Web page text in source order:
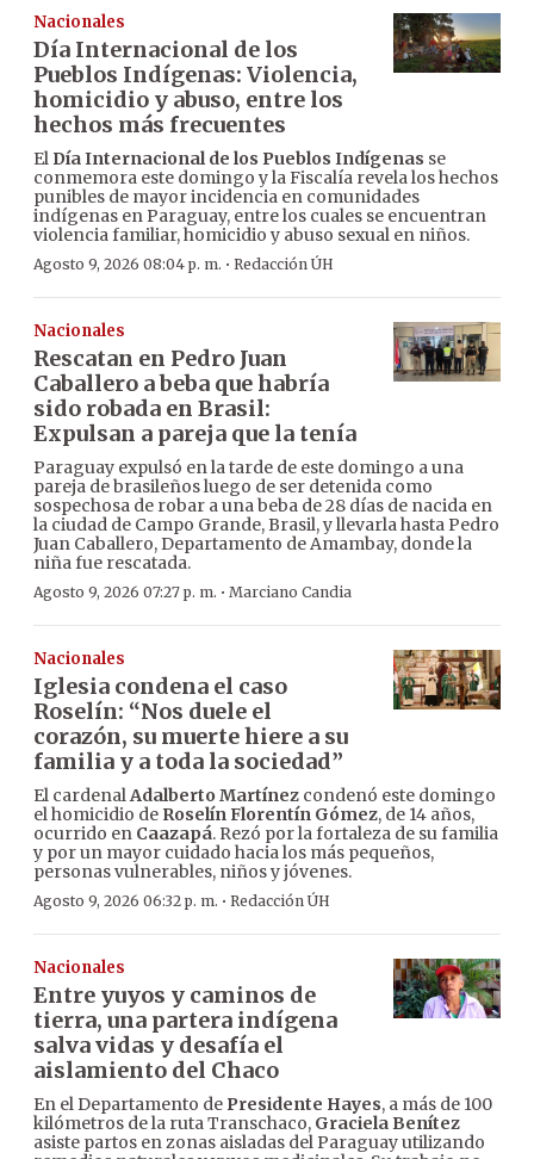
Nacionales
Día Internacional de los
Pueblos Indígenas: Violencia,
homicidio y abuso, entre los
hechos más frecuentes
El Día Internacional de los Pueblos Indígenas se
conmemora este domingo y la Fiscalía revela los hechos
punibles de mayor incidencia en comunidades
indígenas en Paraguay, entre los cuales se encuentran
violencia familiar, homicidio y abuso sexual en niños.
Agosto 9, 2026 08:04 p. m. · Redacción ÚH
Nacionales
Rescatan en Pedro Juan
Caballero a beba que habría
sido robada en Brasil:
Expulsan a pareja que la tenía
Paraguay expulsó en la tarde de este domingo a una
pareja de brasileños luego de ser detenida como
sospechosa de robar a una beba de 28 días de nacida en
la ciudad de Campo Grande, Brasil, y llevarla hasta Pedro
Juan Caballero, Departamento de Amambay, donde la
niña fue rescatada.
Agosto 9, 2026 07:27 p. m. · Marciano Candia
Nacionales
Iglesia condena el caso
Roselín: “Nos duele el
corazón, su muerte hiere a su
familia y a toda la sociedad”
El cardenalAdalberto Martínez condenó este domingo
el homicidio de Roselín Florentín Gómez, de 14 años,
ocurrido en Caazapá. Rezó por la fortaleza de su familia
y por un mayor cuidado hacia los más pequeños,
personas vulnerables, niños y jóvenes.
Agosto 9, 2026 06:32 p. m. · Redacción ÚH
Nacionales
Entre yuyos y caminos de
tierra, una partera indígena
salva vidas y desafía el
aislamiento del Chaco
En el Departamento de Presidente Hayes, a más de 100
kilómetros de la ruta Transchaco, Graciela Benítez
asiste partos en zonas aisladas del Paraguay utilizando